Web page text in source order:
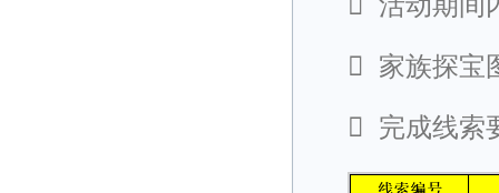
 家族探宝
 完成线索